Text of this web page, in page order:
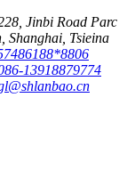
Jinbi Road
Shanghai, Tsieina
13918879774